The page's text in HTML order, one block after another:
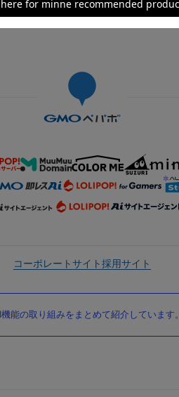
コーポレートサイト採用サイト
能の取り組みをまとめて紹介しています。